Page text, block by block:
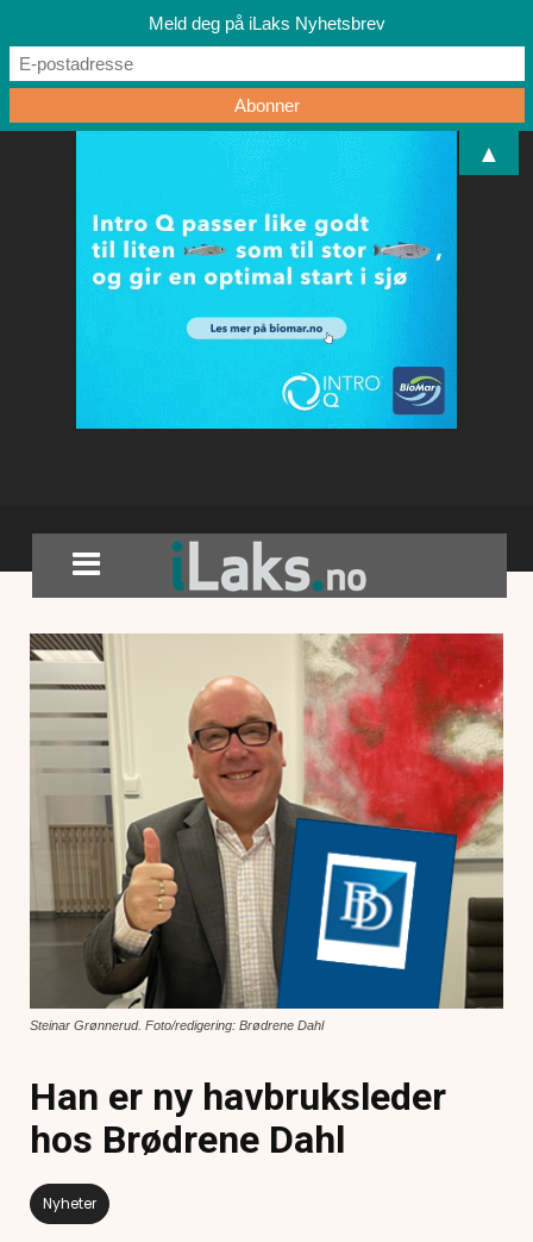
Steinar Grønnerud. Foto/redigering: Brødrene Dahl
Han er ny havbruksleder
hos Brødrene Dahl
Nyheter
Meld deg på iLaks Nyhetsbrev
▲